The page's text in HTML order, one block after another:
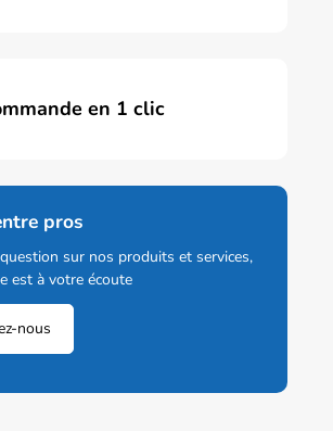
en 1 clic
pros
sur nos produits et services,
est à votre écoute
nous